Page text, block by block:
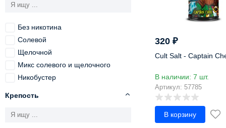
Абрикос
Алкоголь
Алоэ
Ананас
Анис
Апельсин
Арахис
Арбуз
Без никотина
Солевой
Щелочной
Микс солевого и щелочного
Никобустер
Крепость
320 ₽
Cult Salt - Captain
В наличии: 7 шт.
Артикул: 57785
В корзину